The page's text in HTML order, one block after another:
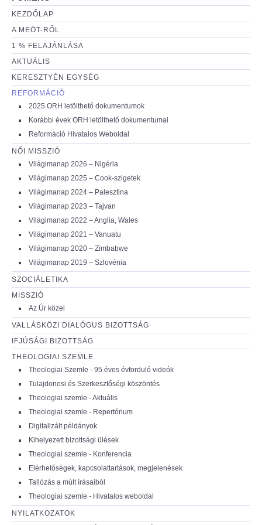
KEZDŐLAP
A MEÖT-RŐL
1 % FELAJÁNLÁSA
AKTUÁLIS
KERESZTYÉN EGYSÉG
REFORMÁCIÓ
2025 ORH letölthető dokumentumok
Korábbi évek ORH letölthető dokumentumai
Reformáció Hivatalos Weboldal
NŐI MISSZIÓ
Világimanap 2026 – Nigéria
Világimanap 2025 – Cook-szigetek
Világimanap 2024 – Palesztina
Világimanap 2023 – Tajvan
Világimanap 2022 – Anglia, Wales
Világimanap 2021 – Vanuatu
Világimanap 2020 – Zimbabwe
Világimanap 2019 – Szlovénia
SZOCIÁLETIKA
MISSZIÓ
Az Úr közel
VALLÁSKÖZI DIALÓGUS BIZOTTSÁG
IFJÚSÁGI BIZOTTSÁG
THEOLOGIAI SZEMLE
Theologiai Szemle - 95 éves évforduló videók
Tulajdonosi és Szerkesztőségi köszöntés
Theologiai szemle - Aktuális
Theologiai szemle - Repertórium
Digitalizált példányok
Kihelyezett bizottsági ülések
Theologiai szemle - Konferencia
Elérhetőségek, kapcsolattartások, megjelenések
Tallózás a múlt írásaiból
Theologiai szemle - Hivatalos weboldal
NYILATKOZATOK